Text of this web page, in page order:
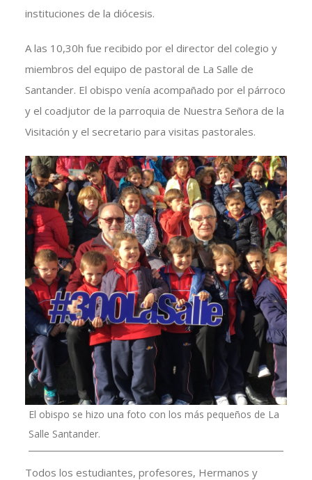
instituciones de la diócesis.
A las 10,30h fue recibido por el director del colegio y
miembros del equipo de pastoral de La Salle de
Santander. El obispo venía acompañado por el párroco
y el coadjutor de la parroquia de Nuestra Señora de la
Visitación y el secretario para visitas pastorales.
El obispo se hizo una foto con los más pequeños de La
Salle Santander.
Todos los estudiantes, profesores, Hermanos y